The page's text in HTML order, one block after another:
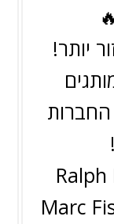
יותר!
החברות
Ralph
Marc